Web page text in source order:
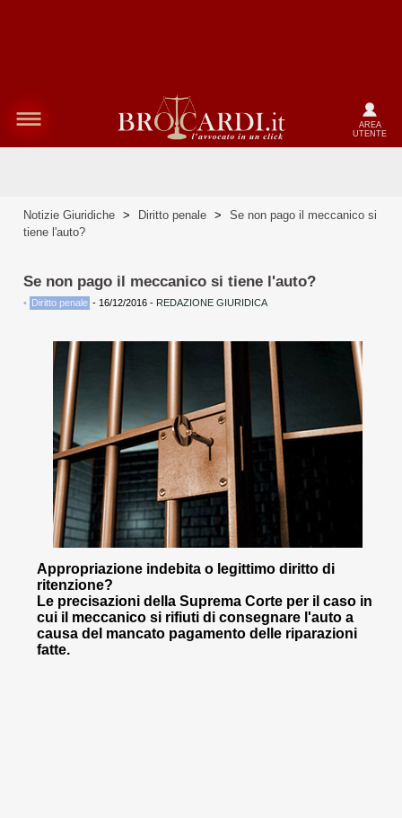
AREA
UTENTE
Notizie Giuridiche > Diritto penale >
Se non pago il meccanico si
tiene l'auto?
Se non pago il meccanico si tiene l'auto?
• Diritto penale - 16/12/2016 - REDAZIONE GIURIDICA
Appropriazione indebita o legittimo diritto di
ritenzione?
Le precisazioni della Suprema Corte per il caso in
cui il meccanico si rifiuti di consegnare l'auto a
causa del mancato pagamento delle riparazioni
fatte.